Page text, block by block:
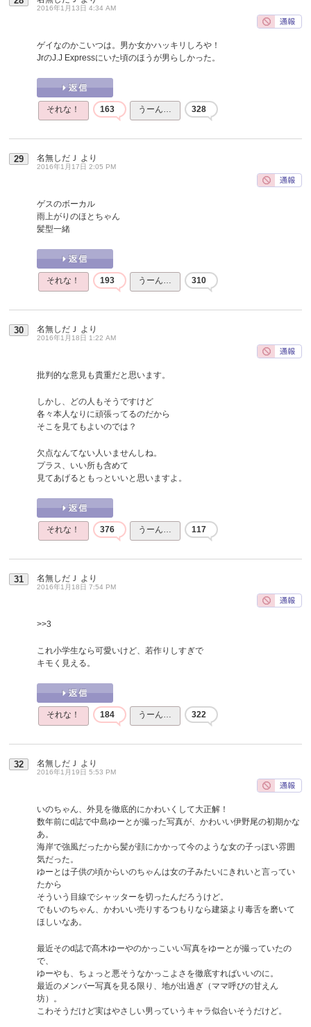
2016年1月13日 4:34 AM
ゲイなのかこいつは。男か女かハッキリしろや！
JrのJ.J Expressにいた頃のほうが男らしかった。
それな！ 163 うーん… 328
29 名無しだＪ より
2016年1月17日 2:05 PM
ゲスのボーカル
雨上がりのほとちゃん
髪型一緒
それな！ 193 うーん… 310
30 名無しだＪ より
2016年1月18日 1:22 AM
批判的な意見も貴重だと思います。
しかし、どの人もそうですけど
各々本人なりに頑張ってるのだから
そこを見てもよいのでは？
欠点なんてない人いませんしね。
プラス、いい所も含めて
見てあげるともっといいと思いますよ。
それな！ 376 うーん… 117
31 名無しだＪ より
2016年1月18日 7:54 PM
>>3
これ小学生なら可愛いけど、若作りしすぎで
キモく見える。
それな！ 184 うーん… 322
32 名無しだＪ より
2016年1月19日 5:53 PM
いのちゃん、外見を徹底的にかわいくして大正解！
数年前にd誌で中島ゆーとが撮った写真が、かわいい伊野尾の初期かな
あ。
海岸で強風だったから髪が顔にかかって今のような女の子っぽい雰囲
気だった。
ゆーとは子供の頃からいのちゃんは女の子みたいにきれいと言ってい
たから
そういう目線でシャッターを切ったんだろうけど。
でもいのちゃん、かわいい売りするつもりなら建築より毒舌を磨いて
ほしいなあ。
最近そのd誌で髙木ゆーやのかっこいい写真をゆーとが撮っていたの
で、
ゆーやも、ちょっと悪そうなかっこよさを徹底すればいいのに。
最近のメンバー写真を見る限り、地が出過ぎ（ママ呼びの甘えん
坊）。
こわそうだけど実はやさしい男っていうキャラ似合いそうだけど。